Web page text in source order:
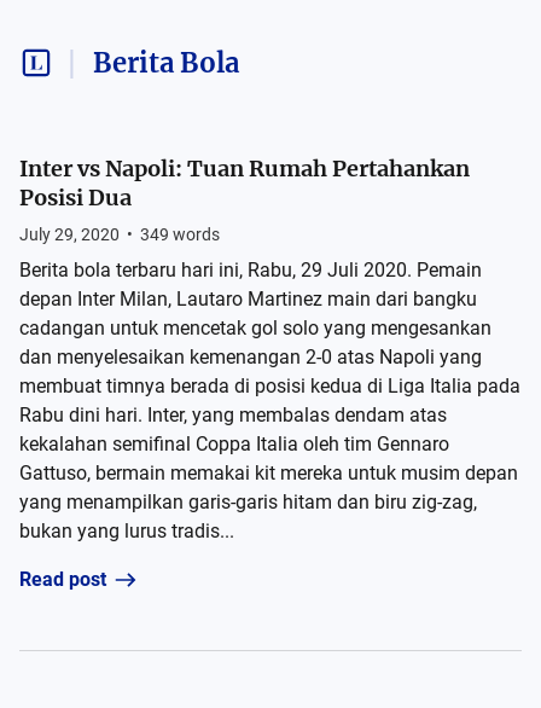
Berita Bola
Inter vs Napoli: Tuan Rumah Pertahankan
Posisi Dua
July 29, 2020 • 349 words
Berita bola terbaru hari ini, Rabu, 29 Juli 2020. Pemain
depan Inter Milan, Lautaro Martinez main dari bangku
cadangan untuk mencetak gol solo yang mengesankan
dan menyelesaikan kemenangan 2-0 atas Napoli yang
membuat timnya berada di posisi kedua di Liga Italia pada
Rabu dini hari. Inter, yang membalas dendam atas
kekalahan semifinal Coppa Italia oleh tim Gennaro
Gattuso, bermain memakai kit mereka untuk musim depan
yang menampilkan garis-garis hitam dan biru zig-zag,
bukan yang lurus tradis...
Read post